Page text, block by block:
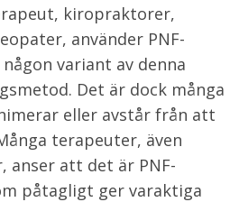
kiropraktorer,
använder PNF-
variant av denna
Det är dock många
eller avstår från att
terapeuter, även
anser att det är PNF-
påtagligt ger varaktiga